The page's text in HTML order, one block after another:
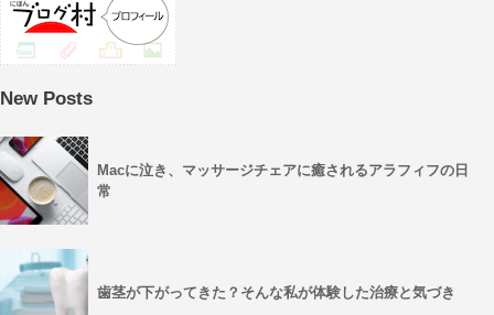
New Posts
Macに泣き、マッサージチェアに癒されるアラフィフの日
常
歯茎が下がってきた？そんな私が体験した治療と気づき